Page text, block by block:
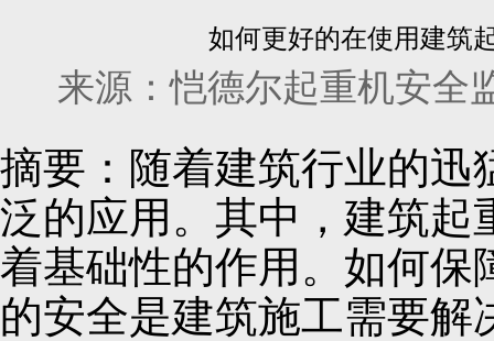
如何更好的在使用建筑
来源：恺德尔起重机安全
摘要：随着建筑行业的迅
泛的应用。其中，建筑起
着基础性的作用。如何保
的安全是建筑施工需要解